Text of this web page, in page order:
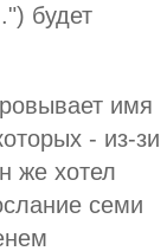
будет
имя
- из-зи
же хотел
семи